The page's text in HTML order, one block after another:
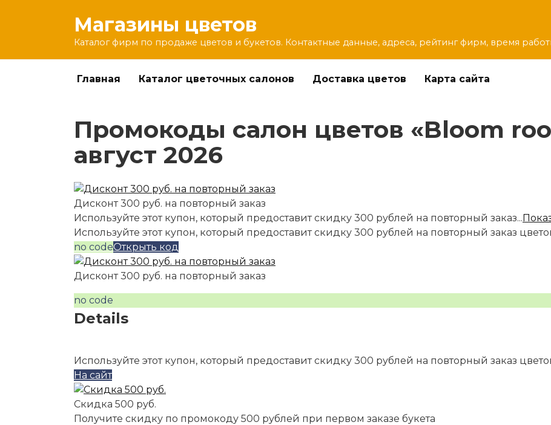
Магазины цветов
Каталог фирм по продаже цветов и букетов. Контактные данные, адреса, рейтинг фирм, время
Главная Каталог цветочных салонов Доставка цветов Карта сайта
Промокоды салон цветов «Bloom
август 2026
Дисконт 300 руб. на повторный заказ
Используйте этот купон, который предоставит скидку 300 рублей на повторный заказ...
Используйте этот купон, который предоставит скидку 300 рублей на повторный заказ
no codeОткрыть код
Дисконт 300 руб. на повторный заказ
no code
Details
Используйте этот купон, который предоставит скидку 300 рублей на повторный заказ
На сайт
Скидка 500 руб.
Получите скидку по промокоду 500 рублей при первом заказе букета